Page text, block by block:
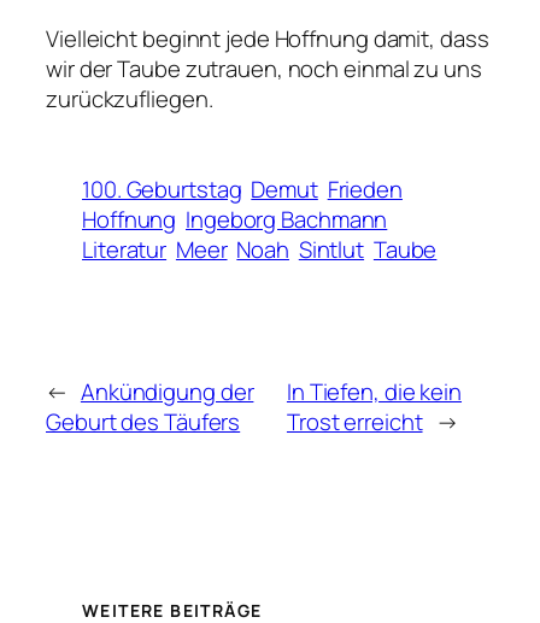
Vielleicht beginnt jede Hoffnung damit, dass
wir der Taube zutrauen, noch einmal zu uns
zurückzufliegen.
100. Geburtstag Demut Frieden
Hoffnung Ingeborg Bachmann
Literatur Meer Noah Sintlut Taube
← Ankündigung der
Geburt des Täufers
In Tiefen, die kein
Trost erreicht →
WEITERE BEITRÄGE